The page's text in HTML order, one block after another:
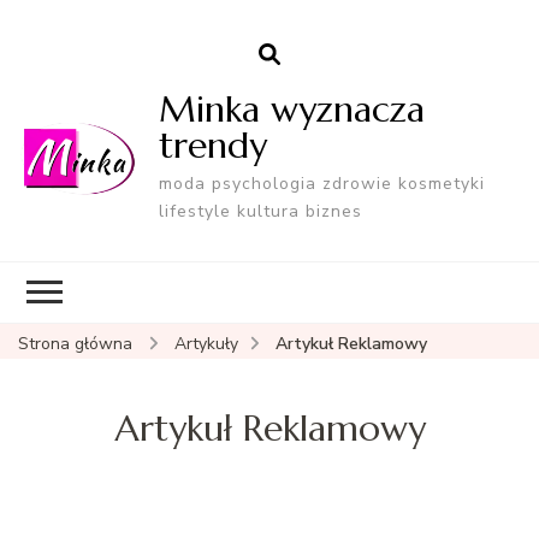
Minka wyznacza
trendy
moda psychologia zdrowie kosmetyki
lifestyle kultura biznes
Strona główna Artykuły Artykuł Reklamowy
Artykuł Reklamowy